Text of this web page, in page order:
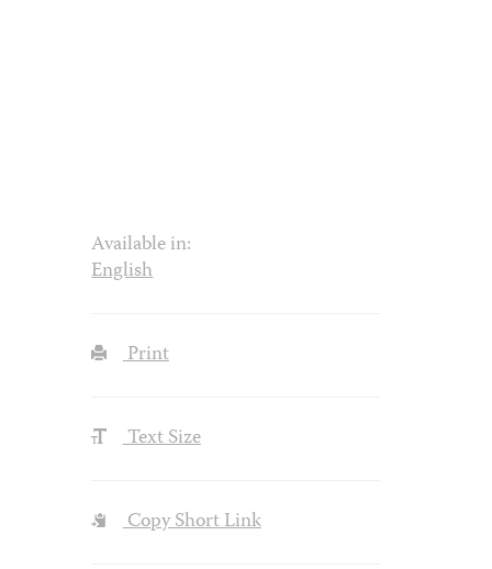
Available in:
English
Print
Text Size
Copy Short Link